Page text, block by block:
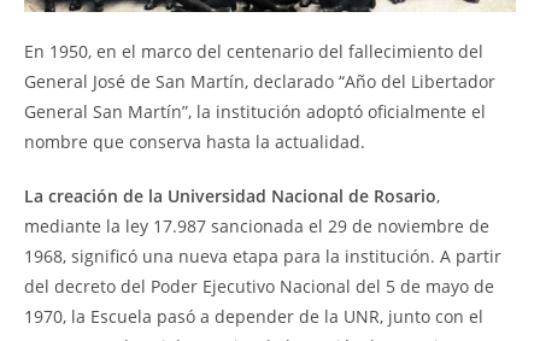
En 1950, en el marco del centenario del fallecimiento del
General José de San Martín, declarado “Año del Libertador
General San Martín”, la institución adoptó oficialmente el
nombre que conserva hasta la actualidad.
La creación de la Universidad Nacional de Rosario,
mediante la ley 17.987 sancionada el 29 de noviembre de
1968, significó una nueva etapa para la institución. A partir
del decreto del Poder Ejecutivo Nacional del 5 de mayo de
1970, la Escuela pasó a depender de la UNR, junto con el